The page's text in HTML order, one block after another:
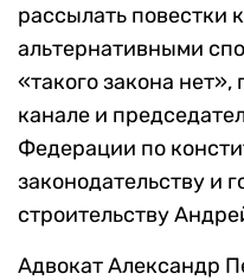
рассылать повестки
альтернативными
«такого закона
канале и
Федерации по
законодательству и
строительству
Адвокат Александр